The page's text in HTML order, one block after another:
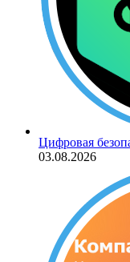
Цифровая
03.08.2026